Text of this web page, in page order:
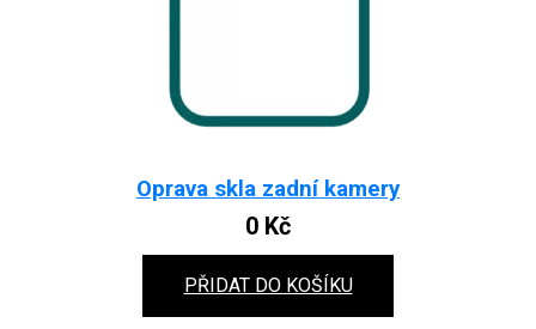
Oprava skla zadní kamery
0 Kč
PŘIDAT DO KOŠÍKU